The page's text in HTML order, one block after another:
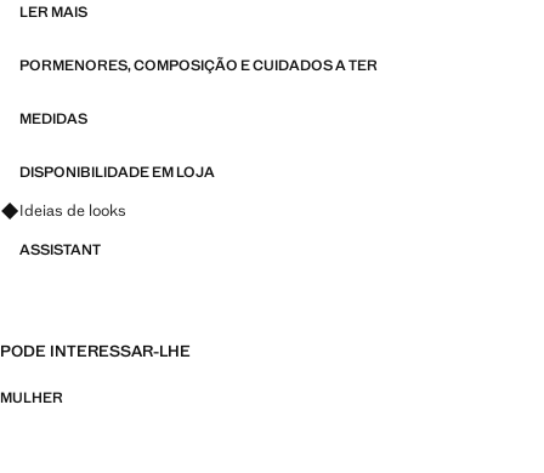
Coleção festa, cerimónia e comunhão. College. Fecho de botão à frente
LER MAIS
PORMENORES, COMPOSIÇÃO E CUIDADOS A TER
MEDIDAS
DISPONIBILIDADE EM LOJA
Pergunte sobre looks, peças e tendências
Ideias de looks
ASSISTANT
PODE INTERESSAR-LHE
MULHER